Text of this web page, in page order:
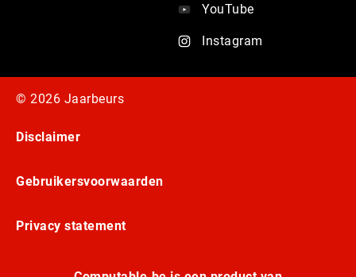
YouTube
Instagram
© 2026 Jaarbeurs
Disclaimer
Gebruikersvoorwaarden
Privacy statement